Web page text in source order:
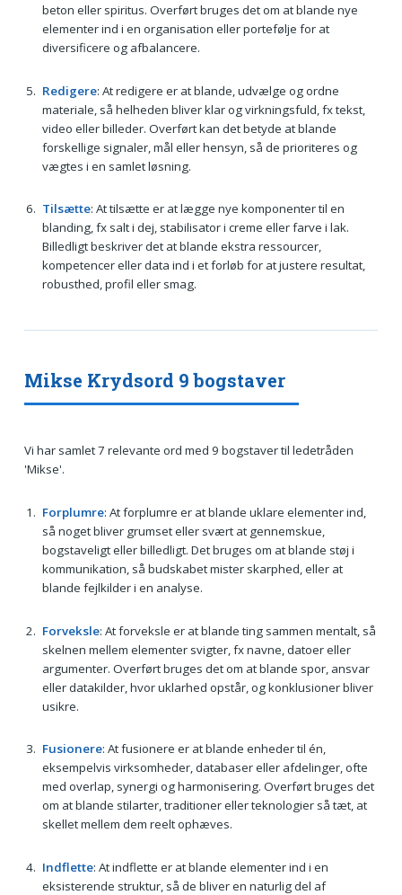
beton eller spiritus. Overført bruges det om at blande nye
elementer ind i en organisation eller portefølje for at
diversificere og afbalancere.
Redigere: At redigere er at blande, udvælge og ordne
materiale, så helheden bliver klar og virkningsfuld, fx tekst,
video eller billeder. Overført kan det betyde at blande
forskellige signaler, mål eller hensyn, så de prioriteres og
vægtes i en samlet løsning.
Tilsætte: At tilsætte er at lægge nye komponenter til en
blanding, fx salt i dej, stabilisator i creme eller farve i lak.
Billedligt beskriver det at blande ekstra ressourcer,
kompetencer eller data ind i et forløb for at justere resultat,
robusthed, profil eller smag.
Mikse Krydsord 9 bogstaver
Vi har samlet 7 relevante ord med 9 bogstaver til ledetråden
'Mikse'.
Forplumre: At forplumre er at blande uklare elementer ind,
så noget bliver grumset eller svært at gennemskue,
bogstaveligt eller billedligt. Det bruges om at blande støj i
kommunikation, så budskabet mister skarphed, eller at
blande fejlkilder i en analyse.
Forveksle: At forveksle er at blande ting sammen mentalt, så
skelnen mellem elementer svigter, fx navne, datoer eller
argumenter. Overført bruges det om at blande spor, ansvar
eller datakilder, hvor uklarhed opstår, og konklusioner bliver
usikre.
Fusionere: At fusionere er at blande enheder til én,
eksempelvis virksomheder, databaser eller afdelinger, ofte
med overlap, synergi og harmonisering. Overført bruges det
om at blande stilarter, traditioner eller teknologier så tæt, at
skellet mellem dem reelt ophæves.
Indflette: At indflette er at blande elementer ind i en
eksisterende struktur, så de bliver en naturlig del af